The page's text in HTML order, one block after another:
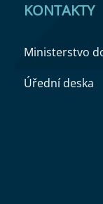
KONTAKTY
Ministerstvo
Úřední deska